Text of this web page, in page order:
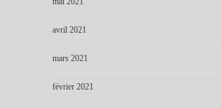
avril 2021
mars 2021
février 2021